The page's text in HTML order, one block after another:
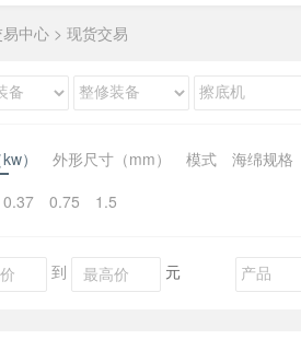
中心 > 现货交易
） 外形尺寸（mm） 模式
海绵规格
0.37 0.75 1.5
到 元